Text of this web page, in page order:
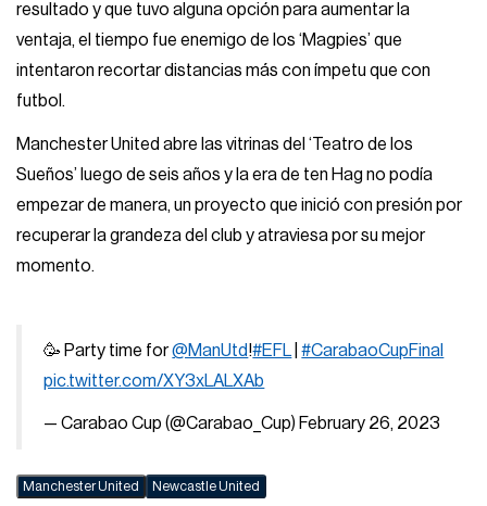
resultado y que tuvo alguna opción para aumentar la
ventaja, el tiempo fue enemigo de los ‘Magpies’ que
intentaron recortar distancias más con ímpetu que con
futbol.
Manchester United abre las vitrinas del ‘Teatro de los
Sueños’ luego de seis años y la era de ten Hag no podía
empezar de manera, un proyecto que inició con presión por
recuperar la grandeza del club y atraviesa por su mejor
momento.
🥳 Party time for@ManUtd!#EFL |#CarabaoCupFinal
pic.twitter.com/XY3xLALXAb
— Carabao Cup (@Carabao_Cup) February 26, 2023
Manchester United Newcastle United